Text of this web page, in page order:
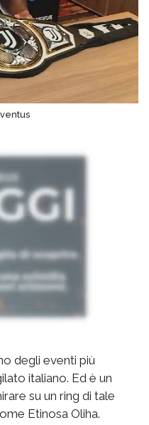
degli eventi più
italiano. Ed è un
su un ring di tale
Etinosa Oliha.